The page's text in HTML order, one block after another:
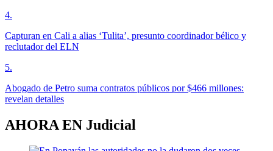
4.
Capturan en Cali a alias ‘Tulita’, presunto coordinador bélico y
reclutador del ELN
5.
Abogado de Petro suma contratos públicos por $466 millones:
revelan detalles
AHORA EN Judicial